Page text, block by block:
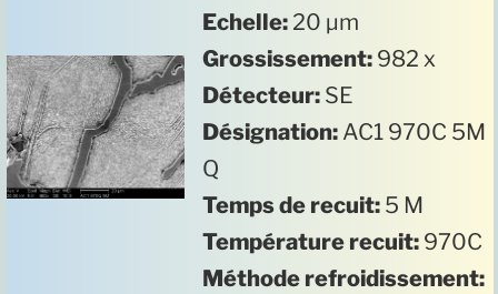
Echelle: 20 µm
Grossissement: 982 x
Détecteur: SE
Désignation: AC1 970C 5M
Q
Temps de recuit: 5 M
Température recuit: 970C
Méthode refroidissement: